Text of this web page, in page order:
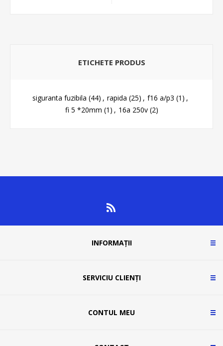
ETICHETE PRODUS
siguranta fuzibila (44) , rapida (25) , f16 a/p3 (1) ,
fi 5 *20mm (1) , 16a 250v (2)
INFORMAȚII
SERVICIU CLIENȚI
CONTUL MEU